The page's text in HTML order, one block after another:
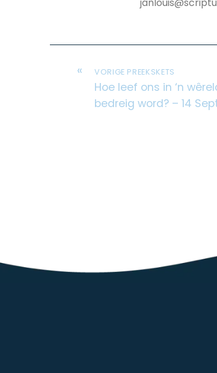
« VORIGE PREEKSKETS
Hoe leef ons in ‘n
bedreig word? – 14